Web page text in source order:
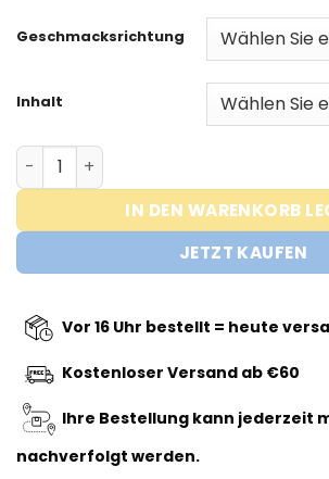
Geschmacksrichtung
Inhalt
HOLYSHOT Menge
IN DEN WARENKORB
JETZT KAUFEN
Vor 16 Uhr bestellt = heute
Kostenloser Versand ab €60
Ihre Bestellung kann jederzeit
nachverfolgt werden.